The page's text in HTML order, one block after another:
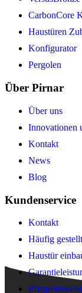
CarbonCore
Haustüren
Konfigurator
Pergolen
Über Pirnar
Über uns
Innovationen
Kontakt
News
Blog
Kundenservice
Kontakt
Häufig
Haustür